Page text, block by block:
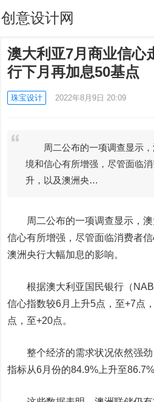
创意设计网
澳大利亚7月商业信心
行下月再加息50基点
珠宝设计 2022年8月9日 20:09
周二公布的一项调查显示，
境和信心有所增强，尽管面临
升，以及澳洲央…
周二公布的一项调查显示，澳
信心有所增强，尽管面临消费者
澳洲央行大幅加息的影响。
根据澳大利亚国民银行（NAB
信心指数较6月上升5点，至+7点
点，至+20点。
整个经济的需求状况依然强劲
指标从6月份的84.9%上升至